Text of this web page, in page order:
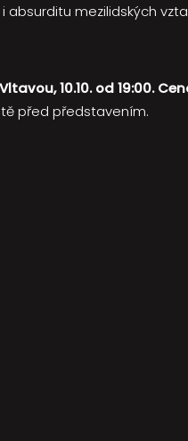
mezilidských
10.10. od 19:00.
před představením.